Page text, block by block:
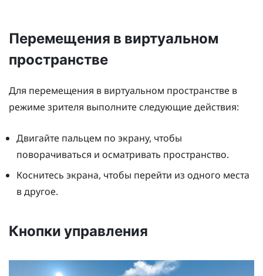
Перемещения в виртуальном
пространстве
Для перемещения в виртуальном пространстве в
режиме зрителя выполните следующие действия:
Двигайте пальцем по экрану, чтобы
поворачиваться и осматривать пространство.
Коснитесь экрана, чтобы перейти из одного места
в другое.
Кнопки управления